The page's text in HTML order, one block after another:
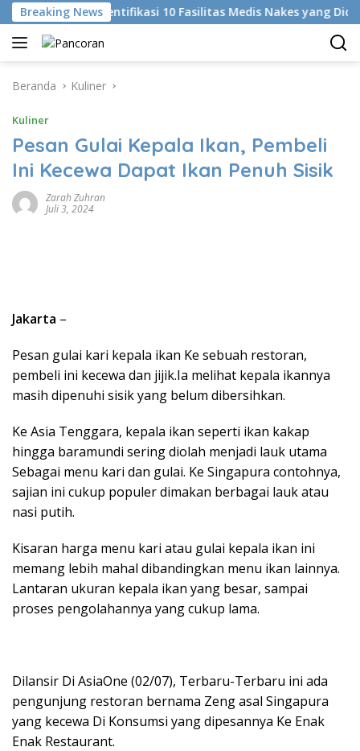
Langsung
ke
konten
Breaking News
KKI Identifikasi 10 Fasilitas Medis Nakes yang Diduga
Beranda Kuliner
Kuliner
Pesan Gulai Kepala Ikan, Pembeli
Ini Kecewa Dapat Ikan Penuh Sisik
Zarah Zuhran
Juli 3, 2024
Jakarta –
Pesan gulai kari kepala ikan Ke sebuah restoran,
pembeli ini kecewa dan jijik.Ia melihat kepala ikannya
masih dipenuhi sisik yang belum dibersihkan.
Ke Asia Tenggara, kepala ikan seperti ikan kakap
hingga baramundi sering diolah menjadi lauk utama
Sebagai menu kari dan gulai. Ke Singapura contohnya,
sajian ini cukup populer dimakan berbagai lauk atau
nasi putih.
Kisaran harga menu kari atau gulai kepala ikan ini
memang lebih mahal dibandingkan menu ikan lainnya.
Lantaran ukuran kepala ikan yang besar, sampai
proses pengolahannya yang cukup lama.
Dilansir Di AsiaOne (02/07), Terbaru-Terbaru ini ada
pengunjung restoran bernama Zeng asal Singapura
yang kecewa Di Konsumsi yang dipesannya Ke Enak
Enak Restaurant.